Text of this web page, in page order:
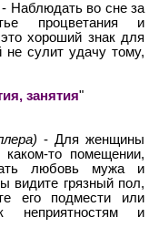
- Наблюдать во сне за
процветания и
хороший знак для
не сулит удачу тому,
занятия"
- Для женщины
то помещении,
любовь мужа и
видите грязный пол,
его подмести или
неприятностям и